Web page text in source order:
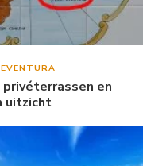
en
uitzicht